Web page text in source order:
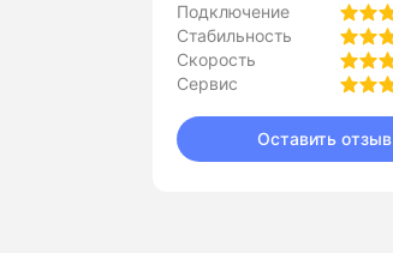
Подключение
Стабильность
Скорость
Сервис
Оставить отзыв